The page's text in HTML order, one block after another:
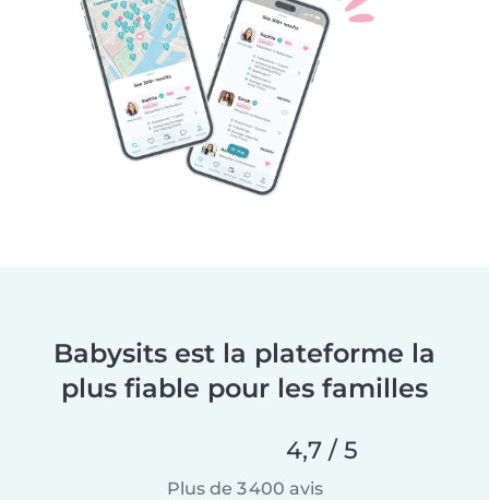
Babysits est la plateforme la
plus fiable pour les familles
4,7 / 5
Plus de 3 400 avis